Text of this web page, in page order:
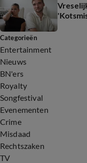
Categorieën
Entertainment
Nieuws
BN'ers
Royalty
Songfestival
Evenementen
Crime
Misdaad
Rechtszaken
TV